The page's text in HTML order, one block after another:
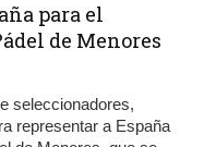
para el
de Menores
seleccionadores,
representar a España